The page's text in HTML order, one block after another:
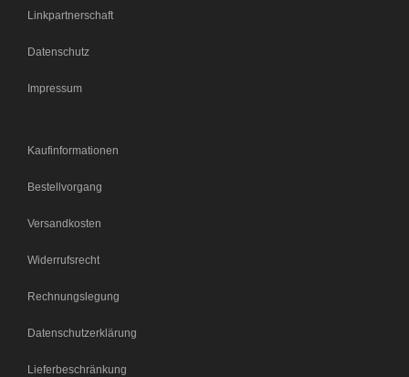
Linkpartnerschaft
Datenschutz
Impressum
Kaufinformationen
Bestellvorgang
Versandkosten
Widerrufsrecht
Rechnungslegung
Datenschutzerklärung
Lieferbeschränkung